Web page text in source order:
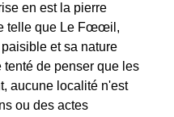
en est la pierre
telle que Le Fœœil,
et sa nature
de penser que les
aucune localité n'est
ou des actes